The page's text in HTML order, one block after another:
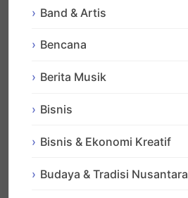
Band & Artis
Bencana
Berita Musik
Bisnis
Bisnis & Ekonomi Kreatif
Budaya & Tradisi Nusantara